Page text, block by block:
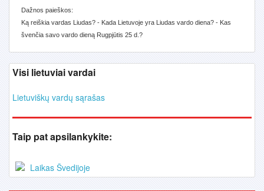
Dažnos paieškos:
Ką reiškia vardas Liudas? - Kada Lietuvoje yra Liudas vardo diena? - Kas
švenčia savo vardo dieną Rugpjūtis 25 d.?
Visi lietuviai vardai
Lietuviškų vardų sąrašas
Taip pat apsilankykite:
Laikas Švedijoje